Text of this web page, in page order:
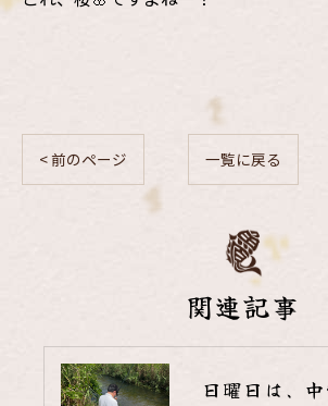
< 前のページ 一覧に戻る
関連記事